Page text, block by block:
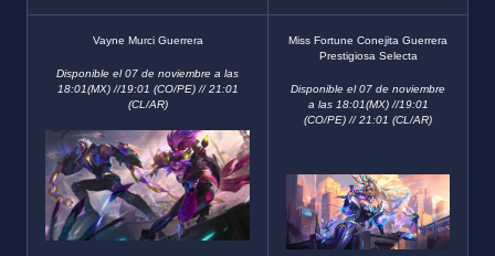
Vayne Murci Guerrera
Disponible el 07 de noviembre a las
18:01(MX) //19:01 (CO/PE) // 21:01
(CL/AR)
Miss Fortune Conejita Guerrera
Prestigiosa Selecta
Disponible el 07 de noviembre
a las 18:01(MX) //19:01
(CO/PE) // 21:01 (CL/AR)